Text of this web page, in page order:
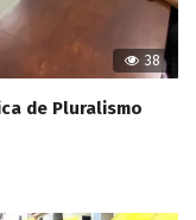
38
de Pluralismo